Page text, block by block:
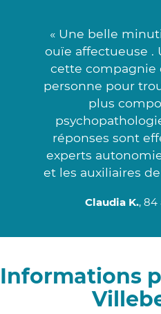
« Une belle
ouïe affectueuse .
cette compagnie
personne pour
plus
réponses sont
experts
et les auxiliaires
Claudia K., 84
Informations